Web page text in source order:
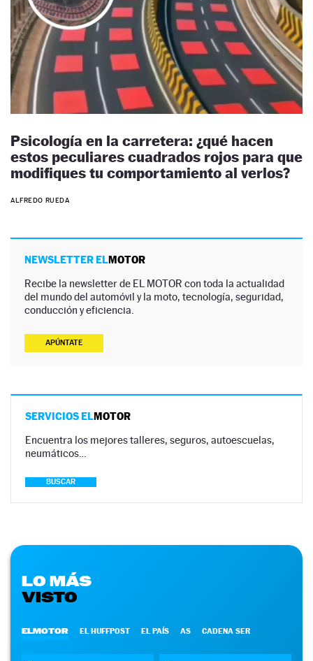
Psicología en la carretera: ¿qué hacen
estos peculiares cuadrados rojos para que
modifiques tu comportamiento al verlos?
ALFREDO RUEDA
NEWSLETTER ELMOTOR
Recibe la newsletter de EL MOTOR con toda la actualidad
del mundo del automóvil y la moto, tecnología, seguridad,
conducción y eficiencia.
APÚNTATE
SERVICIOS ELMOTOR
Encuentra los mejores talleres, seguros, autoescuelas,
neumáticos…
BUSCAR
LO MÁS
VISTO
ELMOTOR EL HUFFPOST EL PAÍS AS CADENA SER